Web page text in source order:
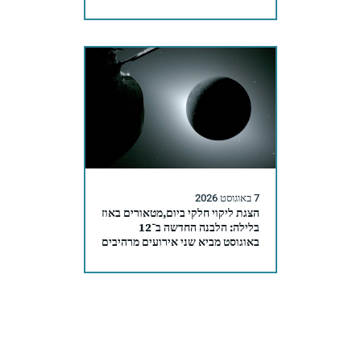
7 באוגוסט 2026
הצגת ליקוי חלקי ביום,מטאורים באוז
בלילה: הלבנה החדשה ב־12
באוגוסט מביא שני אירועים מרהיבים